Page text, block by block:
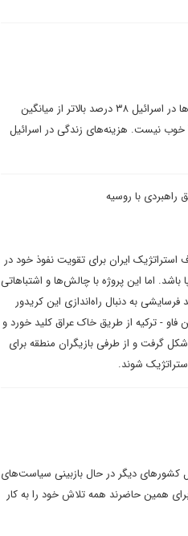
پروفسور سیمخون اظهار می دارد که «شاخص‌های‌ ما نشان می‌دهد که سطحِ قیمت ها در اسرائیل ۳۸ درصد بالاتر از میانگین
این واقعیت اصلاً خوب نیست. هزینه‌های زندگی در اسرائیل
راهبردی با روسیه
استراتژیک ایران برای تقویت نفوذ خود در
باشد. اما این پروژه با چالش‌ها و اشتباهاتی
به دنبال راه‌اندازی این کریدور
فاو - ترکیه از طریق خاک عراق کلید خورد و
گرفت و از طرفی بازیگران منطقه برای
شوند.
کشورهای دیگر در حال بازبینی سیاست‌های
همین حاضرند همه تلاش خود را به کار